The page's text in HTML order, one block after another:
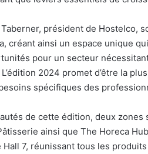
président de Hostelco,
créant ainsi un espace unique
pour un secteur
2024 promet d’être la
spécifiques des
de cette édition, deux zones
ainsi que The Horeca
7, réunissant tous les